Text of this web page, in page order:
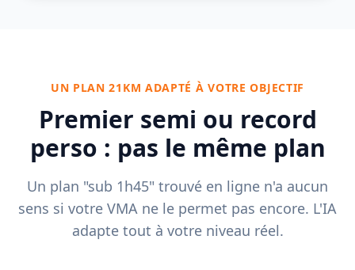
UN PLAN 21KM ADAPTÉ À VOTRE OBJECTIF
Premier semi ou record
perso : pas le même plan
Un plan "sub 1h45" trouvé en ligne n'a aucun
sens si votre VMA ne le permet pas encore. L'IA
adapte tout à votre niveau réel.